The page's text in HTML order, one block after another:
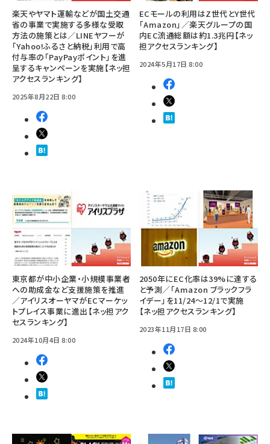
楽天やヤマト運輸などが国土交通
省の事業で実施する多様な受取
方法の施策とは／LINEヤフーが
「Yahoo!ふるさと納税」利用で高
付与率の「PayPayポイント」を進
呈するキャンペーンを実施【ネッ担
アクセスランキング】
2025年8月22日 8:00
ECモールの利用はZ世代とY世代
「Amazon」／楽天グループの国
内EC流通総額は約1.3兆円【ネッ
担アクセスランキング】
2024年5月17日 8:00
東京都が中小企業・小規模事業者
への助成金など支援施策を推進
／アイリスオーヤマがECマーケッ
トプレイス事業に進出【ネッ担アク
セスランキング】
2024年10月4日 8:00
2050年にEC化率は39%に達する
と予測／「Amazon ブラックフラ
イデー」を11/24～12/1で実施
【ネッ担アクセスランキング】
2023年11月17日 8:00